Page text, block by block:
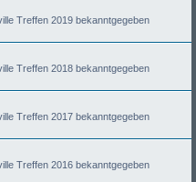
Treffen 2019 bekanntgegeben
Treffen 2018 bekanntgegeben
Treffen 2017 bekanntgegeben
Treffen 2016 bekanntgegeben